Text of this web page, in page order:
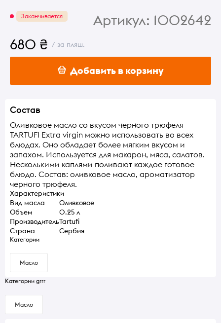
Заканчивается Артикул: 1002642
680 ₴ / за пляш.
Добавить в корзину
Состав
Оливковое масло со вкусом черного трюфеля
TARTUFI Extra virgin можно использовать во всех
блюдах. Оно обладает более мягким вкусом и
запахом. Используется для макарон, мяса, салатов.
Несколькими каплями поливают каждое готовое
блюдо. Состав: оливковое масло, ароматизатор
черного трюфеля.
Характеристики
Вид масла
Оливковое
Объем
0.25 л
ПроизводительTartufi
Страна
Сербия
Категории
Масло
Категории grrr
Масло